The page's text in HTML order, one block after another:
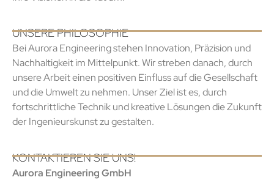
UNSERE PHILOSOPHIE
Bei Aurora Engineering stehen Innovation, Präzision und
Nachhaltigkeit im Mittelpunkt. Wir streben danach, durch
unsere Arbeit einen positiven Einfluss auf die Gesellschaft
und die Umwelt zu nehmen. Unser Ziel ist es, durch
fortschrittliche Technik und kreative Lösungen die Zukunft
der Ingenieurskunst zu gestalten.
KONTAKTIEREN SIE UNS!
Aurora Engineering GmbH